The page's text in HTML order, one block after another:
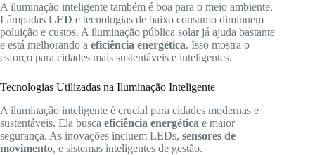
A iluminação inteligente também é boa para o meio ambiente.
Lâmpadas LED e tecnologias de baixo consumo diminuem
poluição e custos. A iluminação pública solar já ajuda bastante
e está melhorando a eficiência energética. Isso mostra o
esforço para cidades mais sustentáveis e inteligentes.
Tecnologias Utilizadas na Iluminação Inteligente
A iluminação inteligente é crucial para cidades modernas e
sustentáveis. Ela busca eficiência energética e maior
segurança. As inovações incluem LEDs, sensores de
movimento, e sistemas inteligentes de gestão.